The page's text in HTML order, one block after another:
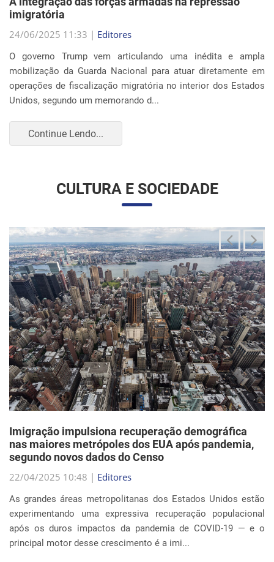
Continue Lendo...
CULTURA E SOCIEDADE
Imigração impulsiona recuperação demográfica
nas maiores metrópoles dos EUA após pandemia,
segundo novos dados do Censo
22/04/2025 10:48 |Editores
As grandes áreas metropolitanas dos Estados Unidos estão
experimentando uma expressiva recuperação populacional
principal motor desse crescimento é a imi...
EVENTOS